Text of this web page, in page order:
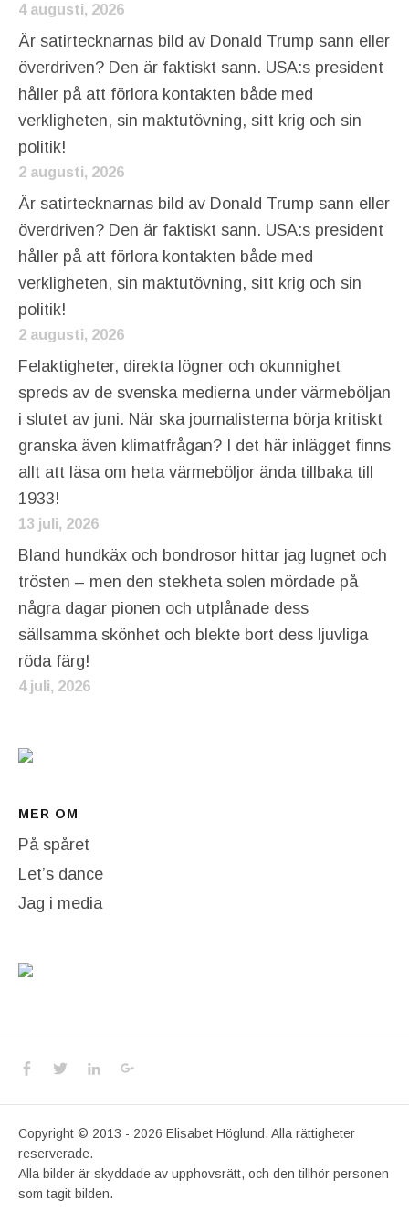
4 augusti, 2026
Är satirtecknarnas bild av Donald Trump sann eller
överdriven? Den är faktiskt sann. USA:s president
håller på att förlora kontakten både med
verkligheten, sin maktutövning, sitt krig och sin
politik!
2 augusti, 2026
Är satirtecknarnas bild av Donald Trump sann eller
överdriven? Den är faktiskt sann. USA:s president
håller på att förlora kontakten både med
verkligheten, sin maktutövning, sitt krig och sin
politik!
2 augusti, 2026
Felaktigheter, direkta lögner och okunnighet
spreds av de svenska medierna under värmeböljan
i slutet av juni. När ska journalisterna börja kritiskt
granska även klimatfrågan? I det här inlägget finns
allt att läsa om heta värmeböljor ända tillbaka till
1933!
13 juli, 2026
Bland hundkäx och bondrosor hittar jag lugnet och
trösten – men den stekheta solen mördade på
några dagar pionen och utplånade dess
sällsamma skönhet och blekte bort dess ljuvliga
röda färg!
4 juli, 2026
MER OM
På spåret
Let’s dance
Jag i media
Social Media Profiles
Facebook
TwitterLinkedIn
Copyright © 2013 - 2026 Elisabet Höglund. Alla rättigheter
reserverade.
Alla bilder är skyddade av upphovsrätt, och den tillhör personen
som tagit bilden.